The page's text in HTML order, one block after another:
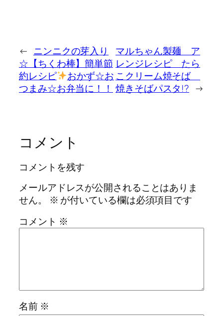
← ニンニクの芽入り
☆【ちくわ棒】簡単節
約レシピ
おかず☆お
つまみ☆お弁当に！！
マルちゃん製麺 ア
レンジレシピ たら
こクリーム焼そば
焼きそばパスタ!? →
コメント
コメントを残す
メールアドレスが公開されることはありま
せん。
※ が付いている欄は必須項目です
コメント ※
名前 ※